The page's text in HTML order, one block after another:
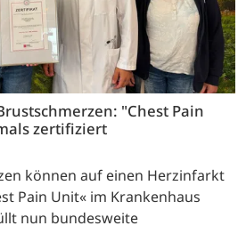
"Chest Pain
zertifiziert
können auf einen Herzinfarkt
Pain Unit« im Krankenhaus
nun bundesweite